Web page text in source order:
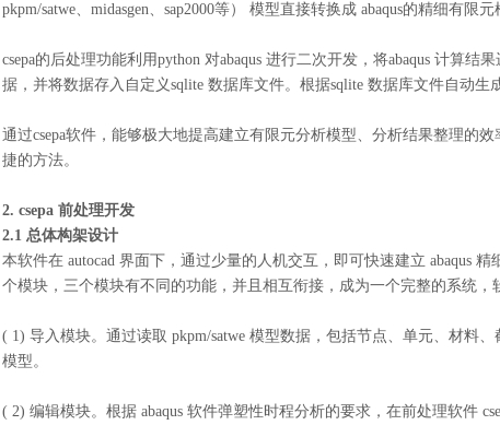
pkpm/satwe、midasgen、sap2000等） 模型直接转换成 abaqus的精细有限元
csepa的后处理功能利用python 对abaqus 进行二次开发，将abaqus 计算
据，并将数据存入自 定义sqlite 数据库文件。根据sqlite 数据库文件自动生
通过csepa软件，能够极大地提高建立有限元分析模型、分析结果整理的
捷的方法。
2. csepa 前处理开发
2.1 总体构架设计
本软件在 autocad 界面下，通过少量的人机交互，即可快速建立 abaqus
个模块，三个模块有不同的功能，并且相互衔接，成为一个完整的系统，
( 1) 导入模块。通过读取 pkpm/satwe 模型数据，包括节点、单元、材料
模型。
( 2) 编辑模块。根据 abaqus 软件弹塑性时程分析的要求，在前处理软件